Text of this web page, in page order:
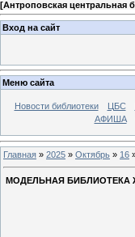
[Антроповская центральная
Вход на сайт
Меню сайта
Новости библиотеки ЦБС
АФИША
Главная » 2025 » Октябрь » 16
МОДЕЛЬНАЯ БИБЛИОТЕКА